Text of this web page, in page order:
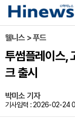
웰니스 > 푸드
투썸플레이스,
크 출시
박미소 기자
기사입력 : 2026-02-24